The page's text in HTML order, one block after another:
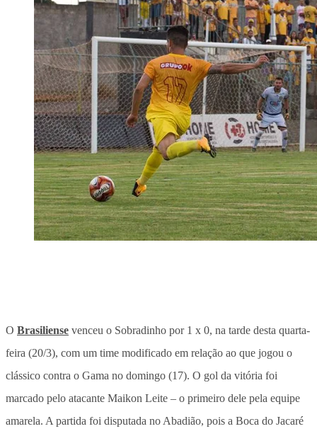
O Brasiliense venceu o Sobradinho por 1 x 0, na tarde desta quarta-
feira (20/3), com um time modificado em relação ao que jogou o
clássico contra o Gama no domingo (17). O gol da vitória foi
marcado pelo atacante Maikon Leite – o primeiro dele pela equipe
amarela. A partida foi disputada no Abadião, pois a Boca do Jacaré